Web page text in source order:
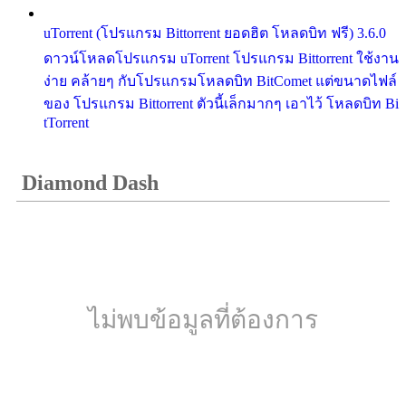
uTorrent (โปรแกรม Bittorrent ยอดฮิต โหลดบิท ฟรี) 3.6.0
ดาวน์โหลดโปรแกรม uTorrent โปรแกรม Bittorrent ใช้งาน
ง่าย คล้ายๆ กับโปรแกรมโหลดบิท BitComet แต่ขนาดไฟล์
ของ โปรแกรม Bittorrent ตัวนี้เล็กมากๆ เอาไว้ โหลดบิท Bi
tTorrent
Diamond Dash
ไม่พบข้อมูลที่ต้องการ